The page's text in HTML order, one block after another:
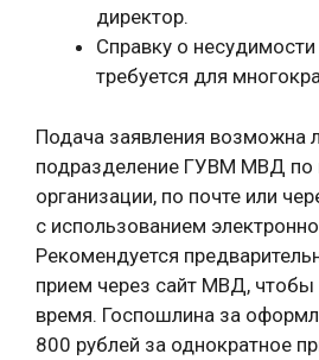
директор.
Справку о
требуется для
Подача заявления возможна
подразделение ГУВМ МВД по
организации, по почте или
с использованием
Рекомендуется
прием через сайт МВД, чтобы
время. Госпошлина за
800 рублей за однократное